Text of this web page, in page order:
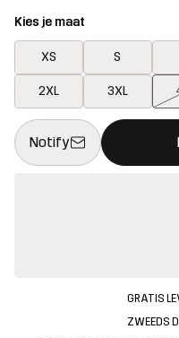
Kies je maat
XS S
2XL 3XL
Notify
Deze knop opent een
{{size}} niet beschikbaar
GRATIS
ZWEEDS